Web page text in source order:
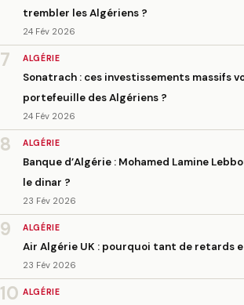
trembler les Algériens ?
24 Fév 2026
7 ALGÉRIE
Sonatrach : ces investissements massifs
portefeuille des Algériens ?
24 Fév 2026
8 ALGÉRIE
Banque d’Algérie : Mohamed Lamine
le dinar ?
23 Fév 2026
9 ALGÉRIE
Air Algérie UK : pourquoi tant de retards
23 Fév 2026
10 ALGÉRIE